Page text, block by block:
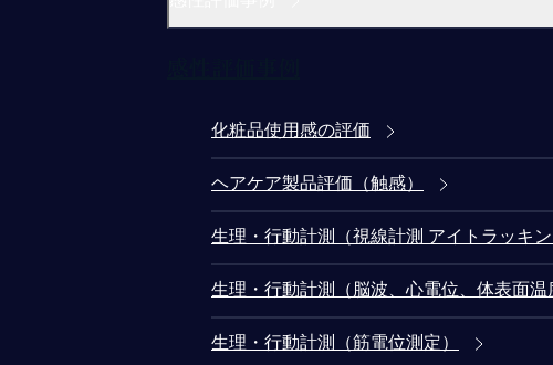
化粧品使用感の評価
ヘアケア製品評価（触感）
生理・行動計測（視線計測 アイトラッキン
生理・行動計測（脳波、心電位、体表面温
生理・行動計測（筋電位測定）